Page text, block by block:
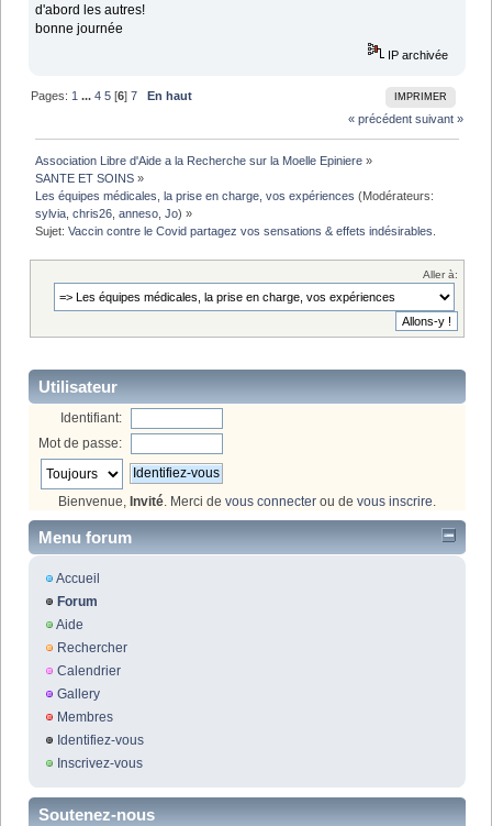
d'abord les autres!
bonne journée
IP archivée
IMPRIMER
Pages: 1 ...4 5 [6]7
En haut
« précédent suivant »
Association Libre d'Aide a la Recherche sur la Moelle Epiniere »
SANTE ET SOINS »
Les équipes médicales, la prise en charge, vos expériences (Modérateurs:
sylvia ,chris26 ,anneso ,Jo) »
Sujet:Vaccin contre le Covid partagez vos sensations & effets indésirables.
Aller à:
Utilisateur
Identifiant:
Mot de passe:
Bienvenue, Invité. Merci de vous connecter ou de vous inscrire.
Menu forum
Accueil
Forum
Aide
Rechercher
Calendrier
Gallery
Membres
Identifiez-vous
Inscrivez-vous
Soutenez-nous